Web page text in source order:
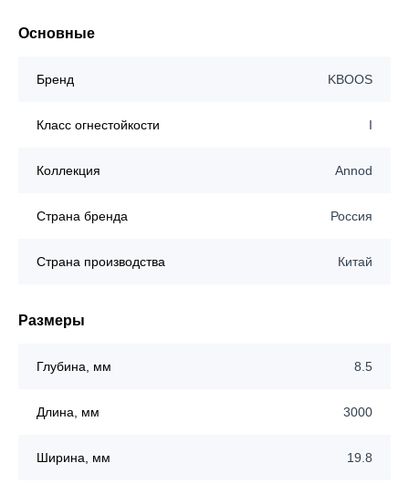
Основные
Бренд KBOOS
Класс огнестойкости I
Коллекция Annod
Страна бренда Россия
Страна производства Китай
Размеры
Глубина, мм 8.5
Длина, мм 3000
Ширина, мм 19.8